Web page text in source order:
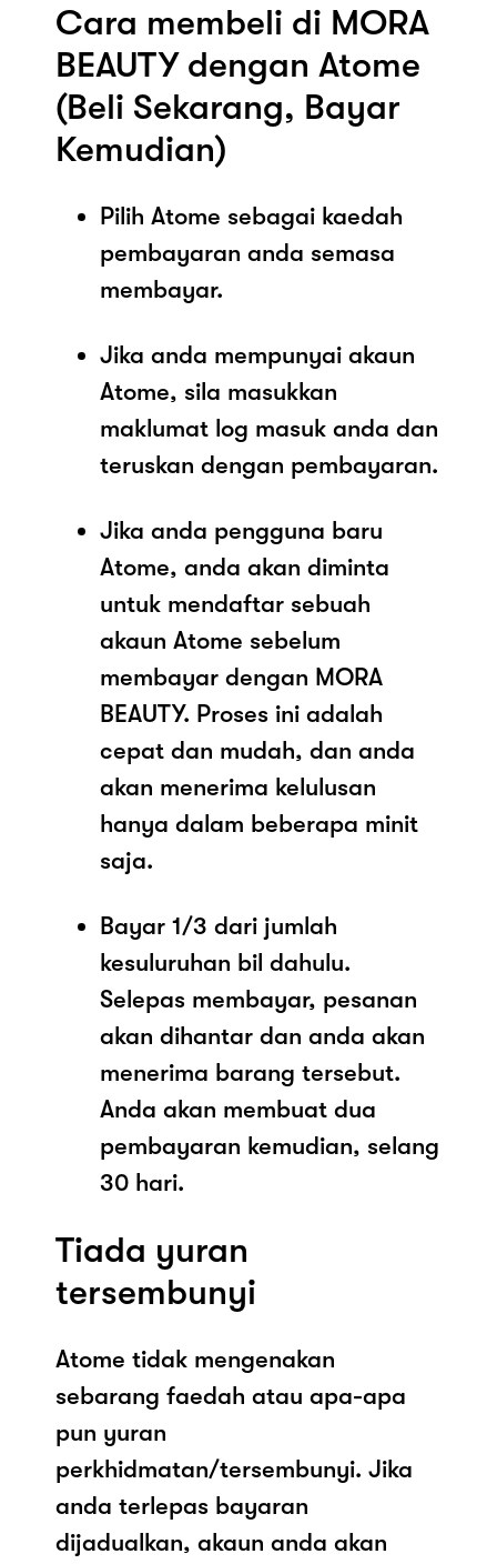
Cara membeli di MORA
BEAUTY dengan Atome
(Beli Sekarang, Bayar
Kemudian)
Pilih Atome sebagai kaedah
pembayaran anda semasa
membayar.
Jika anda mempunyai akaun
Atome, sila masukkan
maklumat log masuk anda dan
teruskan dengan pembayaran.
Jika anda pengguna baru
Atome, anda akan diminta
untuk mendaftar sebuah
akaun Atome sebelum
membayar dengan MORA
BEAUTY. Proses ini adalah
cepat dan mudah, dan anda
akan menerima kelulusan
hanya dalam beberapa minit
saja.
Bayar 1/3 dari jumlah
kesuluruhan bil dahulu.
Selepas membayar, pesanan
akan dihantar dan anda akan
menerima barang tersebut.
Anda akan membuat dua
pembayaran kemudian, selang
30 hari.
Tiada yuran
tersembunyi
Atome tidak mengenakan
sebarang faedah atau apa-apa
pun yuran
perkhidmatan/tersembunyi. Jika
anda terlepas bayaran
dijadualkan, akaun anda akan